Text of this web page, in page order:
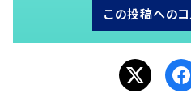
この投稿への